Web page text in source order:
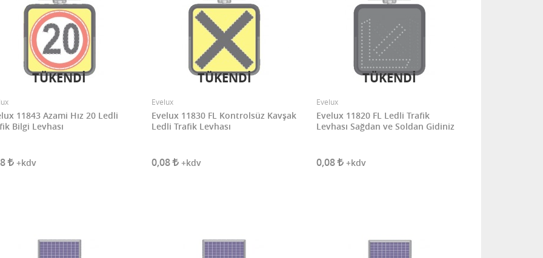
11843 Azami Hız 20 Ledli
Bilgi Levhası
+kdv
TÜKENDİ
Evelux
Evelux 11830 FL Kontrolsüz Kavşak
Ledli Trafik Levhası
0,08 +kdv
TÜKENDİ
Evelux
Evelux 11820 FL Ledli Trafik
Levhası Sağdan ve Soldan Gidiniz
0,08 +kdv
TÜKENDİ